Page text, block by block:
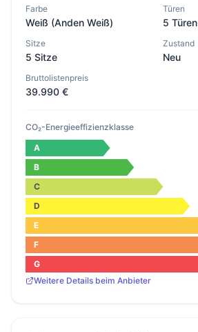
Farbe
Weiß (Anden Weiß)
Türen
5 Türen
Sitze
5 Sitze
Zustand
Neu
Bruttolistenpreis
39.990 €
CO₂-Energieeffizienzklasse
A
B
C
D
E
F
G
Weitere Details beim Anbieter